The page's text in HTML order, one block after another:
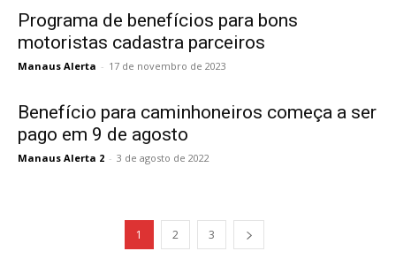
Programa de benefícios para bons
motoristas cadastra parceiros
Manaus Alerta - 17 de novembro de 2023
Benefício para caminhoneiros começa a ser
pago em 9 de agosto
Manaus Alerta 2 - 3 de agosto de 2022
1 2 3